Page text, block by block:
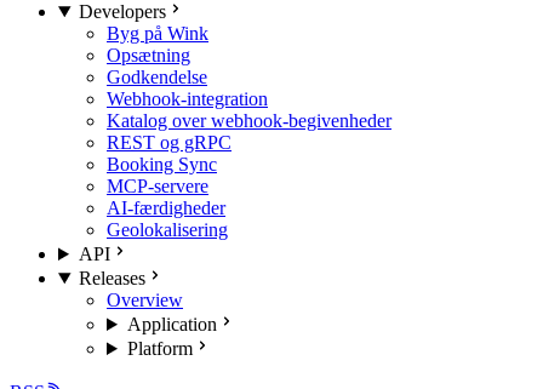
Developers
Byg på Wink
Opsætning
Godkendelse
Webhook-integration
Katalog over webhook-begivenheder
REST og gRPC
Booking Sync
MCP-servere
AI-færdigheder
Geolokalisering
API
Releases
Overview
Application
Platform